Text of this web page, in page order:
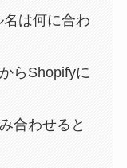
は何に合わ
らShopifyに
合わせると